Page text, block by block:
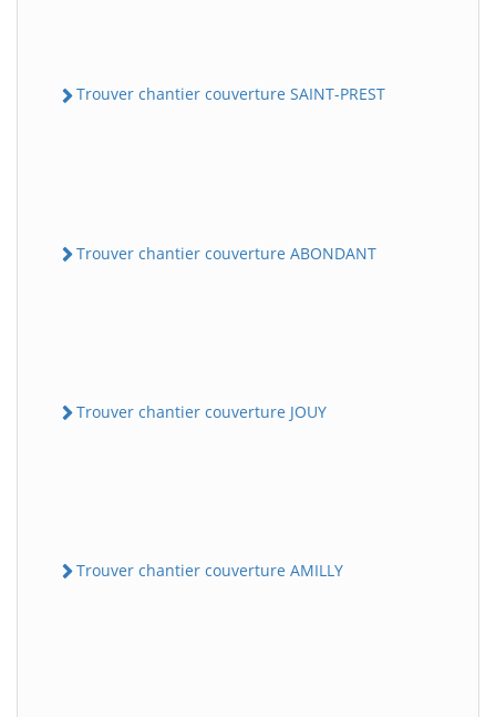
Trouver chantier couverture SAINT-PREST
Trouver chantier couverture ABONDANT
Trouver chantier couverture JOUY
Trouver chantier couverture AMILLY